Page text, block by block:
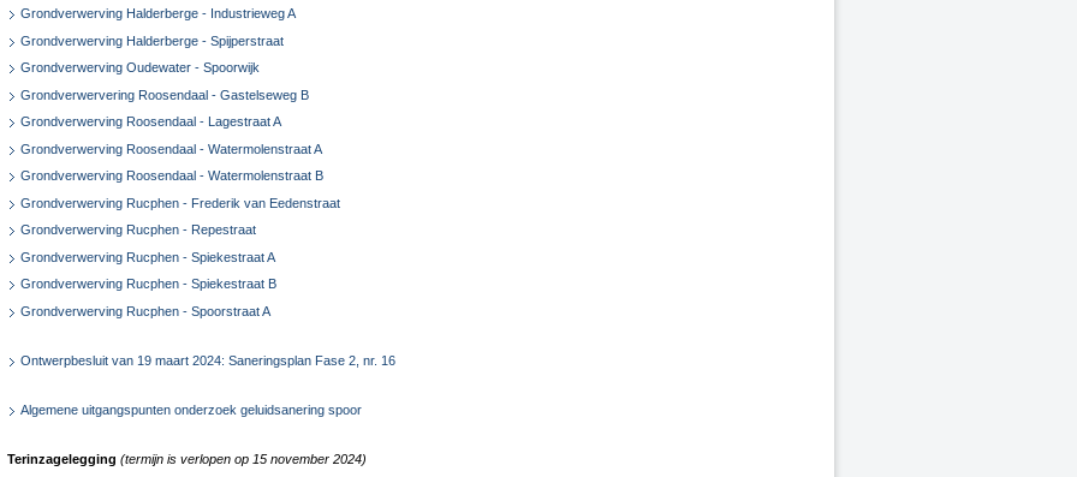
Grondverwerving Halderberge - Industrieweg A
Grondverwerving Halderberge - Spijperstraat
Grondverwerving Oudewater - Spoorwijk
Grondverwervering Roosendaal - Gastelseweg B
Grondverwerving Roosendaal - Lagestraat A
Grondverwerving Roosendaal - Watermolenstraat A
Grondverwerving Roosendaal - Watermolenstraat B
Grondverwerving Rucphen - Frederik van Eedenstraat
Grondverwerving Rucphen - Repestraat
Grondverwerving Rucphen - Spiekestraat A
Grondverwerving Rucphen - Spiekestraat B
Grondverwerving Rucphen - Spoorstraat A
Ontwerpbesluit van 19 maart 2024: Saneringsplan Fase 2, nr. 16
Algemene uitgangspunten onderzoek geluidsanering spoor
Terinzagelegging (termijn is verlopen op 15 november 2024)